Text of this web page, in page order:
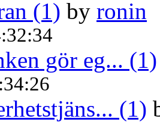
(1) by ronin
gör eg... (1)
(1)